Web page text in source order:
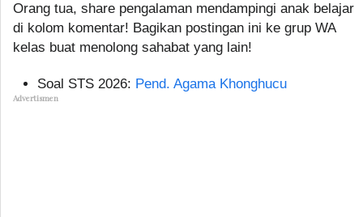
Orang tua, share pengalaman mendampingi anak belajar
di kolom komentar! Bagikan postingan ini ke grup WA
kelas buat menolong sahabat yang lain!
Soal STS 2026: Pend. Agama Khonghucu
Advertismen